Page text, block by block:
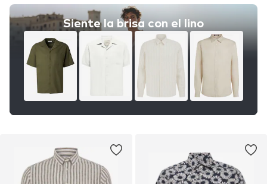
Siente la brisa con el lino